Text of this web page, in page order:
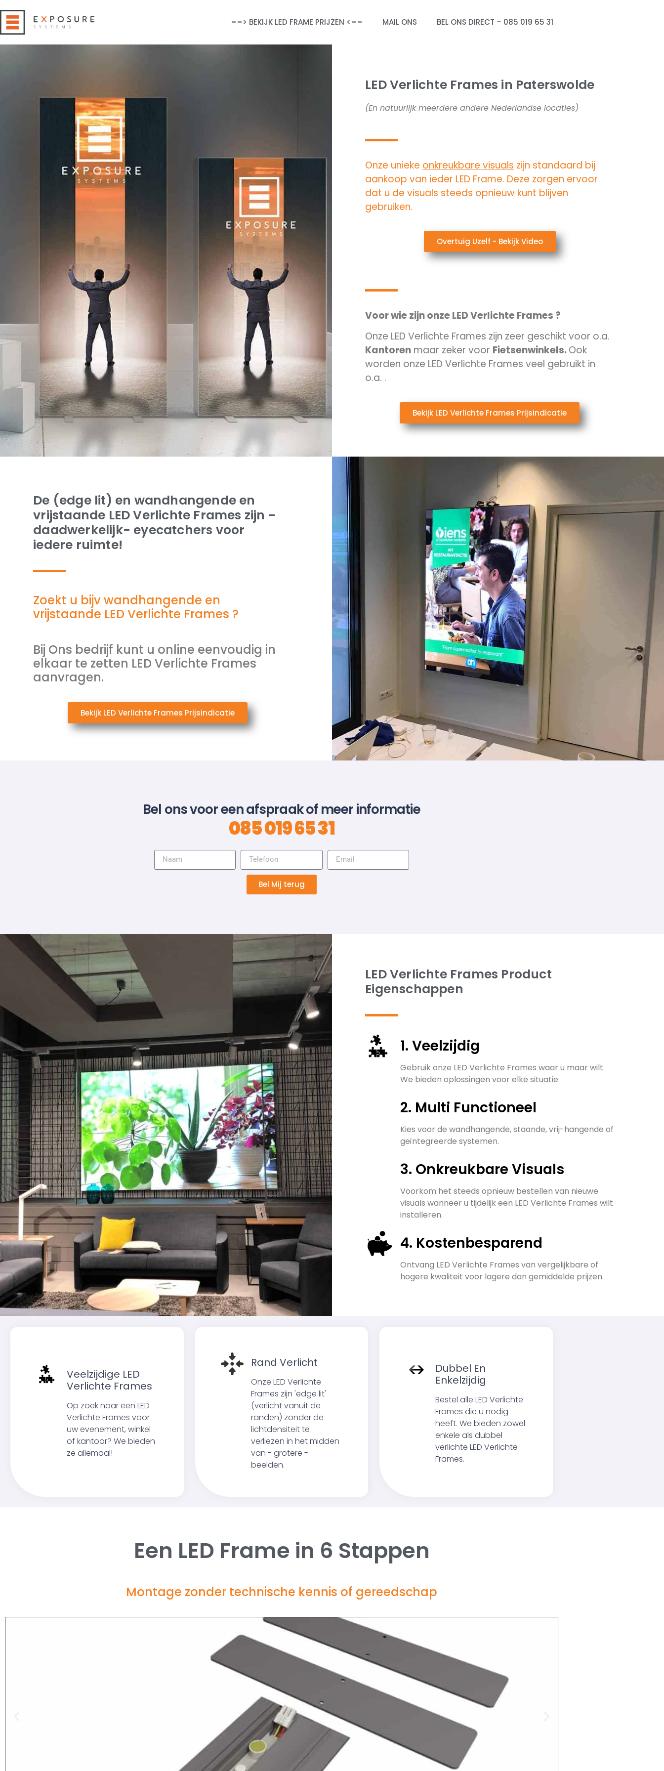
==> BEKIJK LED FRAME PRIJZEN <== MAIL ONS BEL ONS DIRECT – 085 019 65 31
LED Verlichte Frames in Paterswolde
(En natuurlijk meerdere andere Nederlandse locaties)
Onze unieke onkreukbare visuals zijn standaard bij
aankoop van ieder LED Frame. Deze zorgen ervoor
dat u de visuals steeds opnieuw kunt blijven
gebruiken.
Overtuig Uzelf - Bekijk Video
Voor wie zijn onze LED Verlichte Frames ?
Onze LED Verlichte Frames zijn zeer geschikt voor o.a.
Kantoren maar zeker voor Fietsenwinkels.Ook
worden onze LED Verlichte Frames veel gebruikt in
o.a. .
Bekijk LED Verlichte Frames Prijsindicatie
De (edge lit) en wandhangende en
vrijstaande LED Verlichte Frames zijn -
daadwerkelijk- eyecatchers voor
iedere ruimte!
Zoekt u bijv wandhangende en
vrijstaande LED Verlichte Frames ?
Bij Ons bedrijf kunt u online eenvoudig in
elkaar te zetten LED Verlichte Frames
aanvragen.
Bekijk LED Verlichte Frames Prijsindicatie
Bel ons voor een afspraak of meer informatie
085 019 65 31
Bel Mij terug
LED Verlichte Frames Product
Eigenschappen
1. Veelzijdig
Gebruik onze LED Verlichte Frames waar u maar wilt.
We bieden oplossingen voor elke situatie.
2. Multi Functioneel
Kies voor de wandhangende, staande, vrij-hangende of
geïntegreerde systemen.
3. Onkreukbare Visuals
Voorkom het steeds opnieuw bestellen van nieuwe
visuals wanneer u tijdelijk een LED Verlichte Frames wilt
installeren.
4. Kostenbesparend
Ontvang LED Verlichte Frames van vergelijkbare of
hogere kwaliteit voor lagere dan gemiddelde prijzen.
Veelzijdige LED
Verlichte Frames
Op zoek naar een LED
Verlichte Frames voor
uw evenement, winkel
of kantoor? We bieden
ze allemaal!
Rand Verlicht
Onze LED Verlichte
Frames zijn 'edge lit'
(verlicht vanuit de
randen) zonder de
lichtdensiteit te
verliezen in het midden
van - grotere -
beelden.
Dubbel En
Enkelzijdig
Bestel alle LED Verlichte
Frames die u nodig
heeft. We bieden zowel
enkele als dubbel
verlichte LED Verlichte
Frames.
Een LED Frame in 6 Stappen
Montage zonder technische kennis of gereedschap